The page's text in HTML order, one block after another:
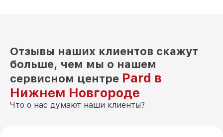
Отзывы наших клиентов скажут
больше, чем мы о нашем
сервисном центре Pard в
Нижнем Новгороде
Что о нас думают наши клиенты?